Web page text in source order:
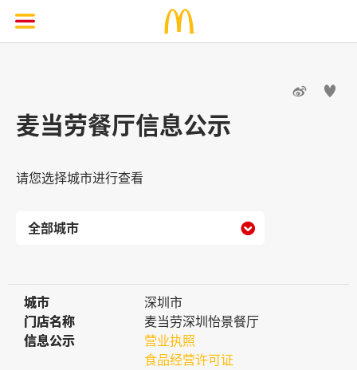
 
麦当劳餐厅信息公示
请您选择城市进行查看

城市
城市
深圳市
门店名称
门店名称
麦当劳深圳怡景餐厅
信息公示
信息公示
营业执照
食品经营许可证